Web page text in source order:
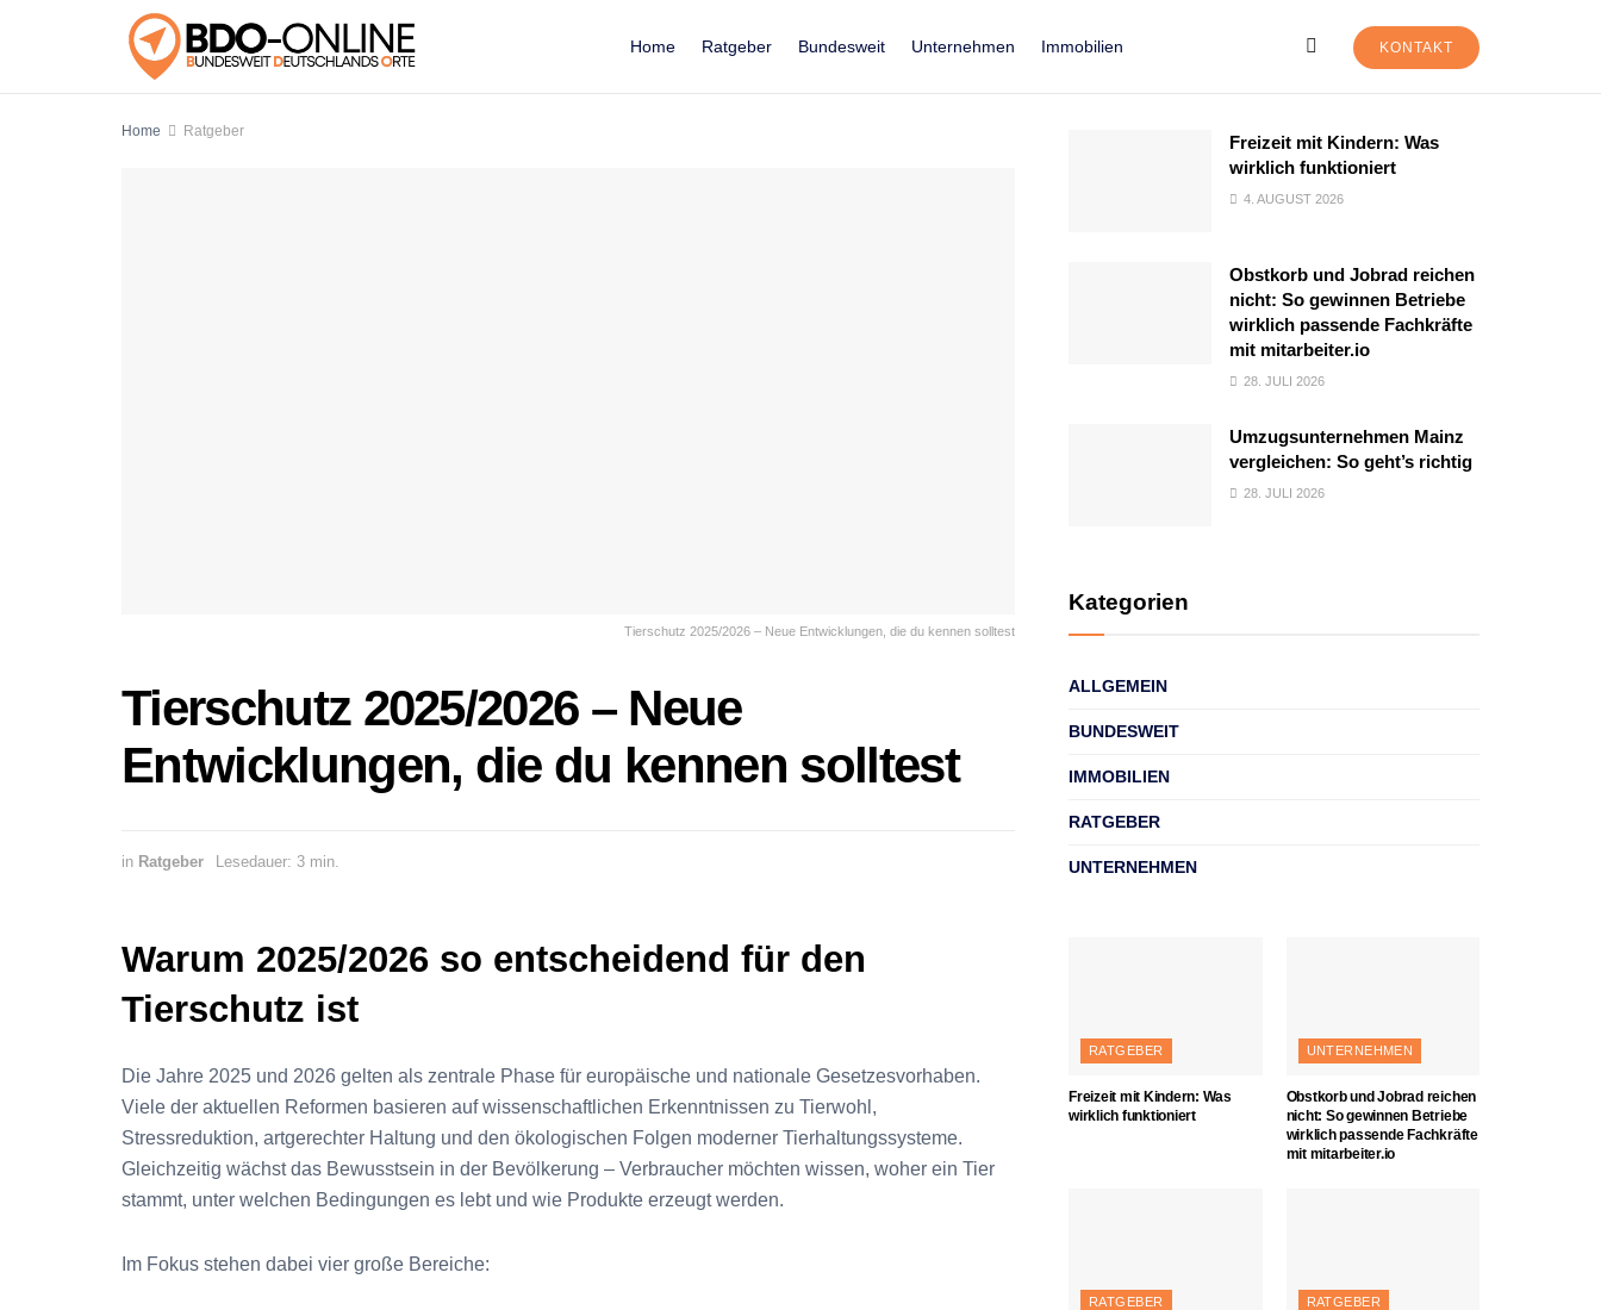
Home Ratgeber Bundesweit Unternehmen Immobilien KONTAKT
Home Ratgeber
Tierschutz 2025/2026 – Neue Entwicklungen, die du kennen solltest
Tierschutz 2025/2026 – Neue
Entwicklungen, die du kennen solltest
in Ratgeber Lesedauer: 3 min.
Warum 2025/2026 so entscheidend für den
Tierschutz ist
Die Jahre 2025 und 2026 gelten als zentrale Phase für europäische und nationale Gesetzesvorhaben.
Viele der aktuellen Reformen basieren auf wissenschaftlichen Erkenntnissen zu Tierwohl,
Stressreduktion, artgerechter Haltung und den ökologischen Folgen moderner Tierhaltungssysteme.
Gleichzeitig wächst das Bewusstsein in der Bevölkerung – Verbraucher möchten wissen, woher ein Tier
stammt, unter welchen Bedingungen es lebt und wie Produkte erzeugt werden.
Im Fokus stehen dabei vier große Bereiche:
Freizeit mit Kindern: Was
wirklich funktioniert
4. AUGUST 2026
Obstkorb und Jobrad reichen
nicht: So gewinnen Betriebe
wirklich passende Fachkräfte
mit mitarbeiter.io
28. JULI 2026
Umzugsunternehmen Mainz
vergleichen: So geht’s richtig
28. JULI 2026
Kategorien
ALLGEMEIN
BUNDESWEIT
IMMOBILIEN
RATGEBER
UNTERNEHMEN
RATGEBER
Freizeit mit Kindern: Was
wirklich funktioniert
UNTERNEHMEN
Obstkorb und Jobrad reichen
nicht: So gewinnen Betriebe
wirklich passende Fachkräfte
mit mitarbeiter.io
RATGEBER RATGEBER